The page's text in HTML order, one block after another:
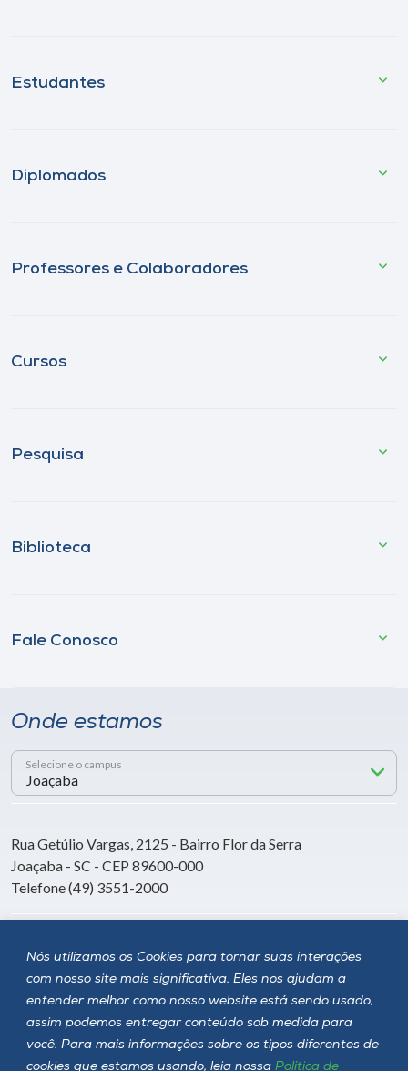
Nós utilizamos os Cookies para tornar suas interações
com nosso site mais significativa. Eles nos ajudam a
entender melhor como nosso website está sendo usado,
assim podemos entregar conteúdo sob medida para
você. Para mais informações sobre os tipos diferentes de
cookies que estamos usando, leia nossa Política de
Estudantes
Diplomados
Professores e Colaboradores
Cursos
Pesquisa
Biblioteca
Fale Conosco
Onde estamos
Selecione o campus
Rua Getúlio Vargas, 2125 - Bairro Flor da Serra
Joaçaba - SC - CEP 89600-000
Telefone (49) 3551-2000
Siga a Unoesc